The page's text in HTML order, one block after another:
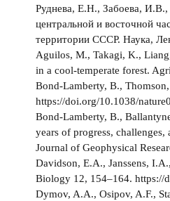
Руднева, Е.Н., Забоева, И.В.,
центральной и восточной
территории СССР. Наука,
Aguilos, M., Takagi, K.,
in a cool-temperate forest.
Bond-Lamberty, B.,
https://doi.org/10.1038/
Bond-Lamberty, B.,
years of progress,
Journal of Geophysical
Davidson, E.A., Janssens,
Biology 12, 154–164. https://
Dymov, A.A., Osipov, A.F.,